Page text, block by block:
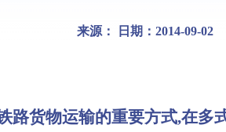
来源： 日期：2014-09-02
货物运输的重要方式,在多